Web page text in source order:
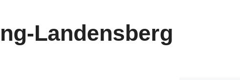
Landensberg